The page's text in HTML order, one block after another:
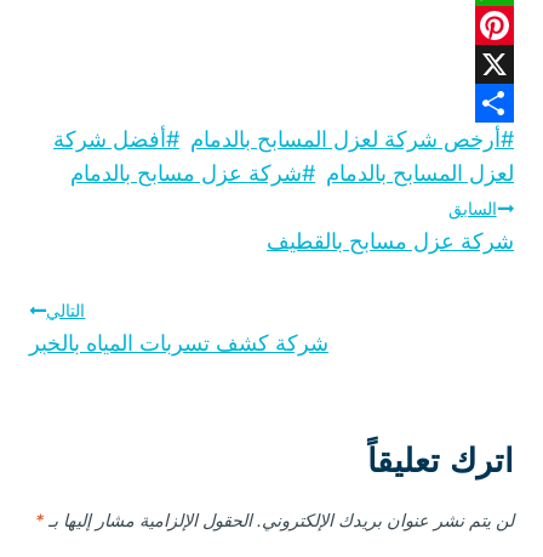
c
e
b
o
o
k
w
t
e
r
W
h
a
t
s
A
p
P
n
t
e
r
X
S
h
a
r
وسوم
المقال:
#أرخص شركة لعزل المسابح بالدمام #أفضل شركة
لعزل المسابح بالدمام #شركة عزل مسابح بالدمام
تصفّح
السابق
شركة عزل مسابح بالقطيف
التالي
شركة كشف تسربات المياه بالخبر
اترك تعليقاً
لن يتم نشر عنوان بريدك الإلكتروني. الحقول الإلزامية مشار إليها بـ *